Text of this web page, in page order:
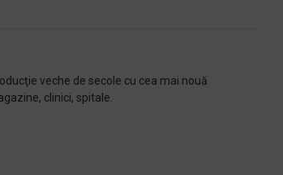
veche de secole cu cea mai nouă
clinici, spitale.